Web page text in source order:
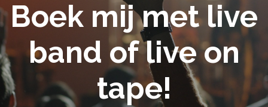
Boek mij met live
band of live on
tape!